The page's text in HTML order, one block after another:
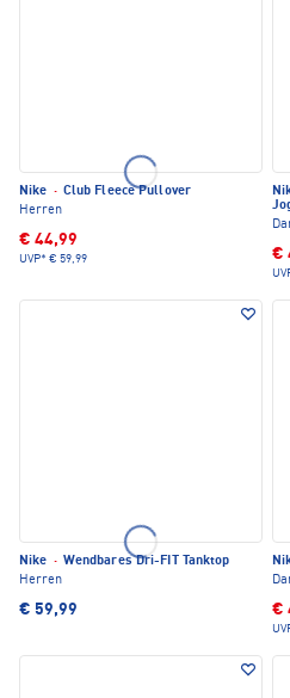
Nike · Club Fleece Pullover
Herren
€ 44,99
UVP* € 59,99 €
Nike · Wendbares Dri-FIT Tanktop
Herren
€ 59,99 €